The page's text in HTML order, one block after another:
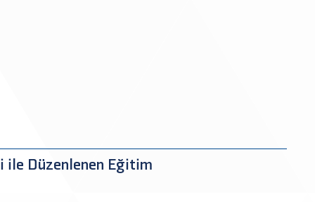
ile Düzenlenen Eğitim